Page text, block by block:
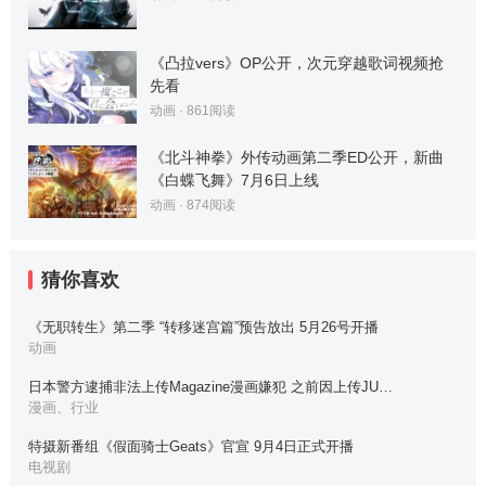
《凸拉vers》OP公开，次元穿越歌词视频抢
先看
动画· 861阅读
《北斗神拳》外传动画第二季ED公开，新曲
《白蝶飞舞》7月6日上线
动画· 874阅读
猜你喜欢
《无职转生》第二季 “转移迷宫篇”预告放出 5月26号开播
动画
日本警方逮捕非法上传Magazine漫画嫌犯 之前因上传JU…
漫画、行业
特摄新番组《假面骑士Geats》官宣 9月4日正式开播
电视剧